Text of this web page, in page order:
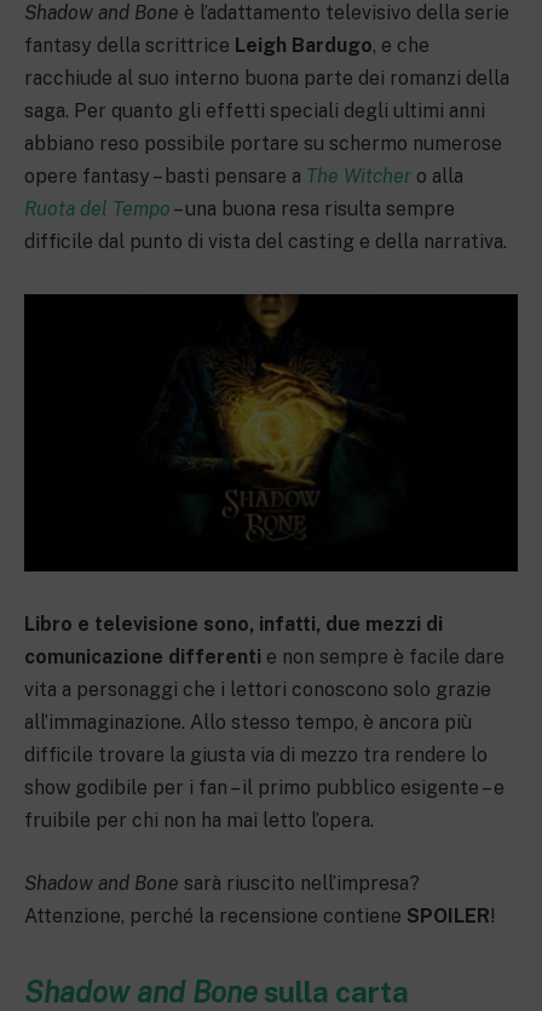
Shadow and Bone è l’adattamento televisivo della serie
fantasy della scrittrice Leigh Bardugo, e che
racchiude al suo interno buona parte dei romanzi della
saga. Per quanto gli effetti speciali degli ultimi anni
abbiano reso possibile portare su schermo numerose
opere fantasy – basti pensare a The Witcher o alla
Ruota del Tempo – una buona resa risulta sempre
difficile dal punto di vista del casting e della narrativa.
Libro e televisione sono, infatti, due mezzi di
comunicazione differenti e non sempre è facile dare
vita a personaggi che i lettori conoscono solo grazie
all’immaginazione. Allo stesso tempo, è ancora più
difficile trovare la giusta via di mezzo tra rendere lo
show godibile per i fan – il primo pubblico esigente – e
fruibile per chi non ha mai letto l’opera.
Shadow and Bone sarà riuscito nell’impresa?
Attenzione, perché la recensione contiene SPOILER!
Shadow and Bone sulla carta